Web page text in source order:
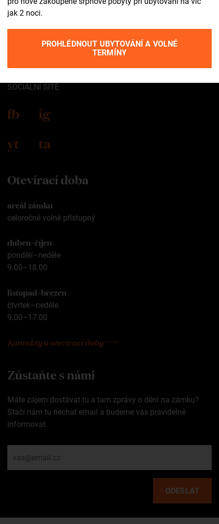
Kontakt
+420 602 565 309
SOCIÁLNÍ SÍTĚ
fb
ig
yt
ta
Otevírací doba
areál zámku
celoročně volně přístupný
duben–říjen
pondělí–neděle
9.00–18.00
listopad–březen
čtvrtek–neděle
9.00–17.00
Kontakty a otevírací doby
Zůstaňte s námi
Máte zájem dostávat tu a tam zprávy o dění na zámku?
Stačí nám tu nechat email a budeme vás pravidelně
informovat.
jak 2 noci.
PROHLÉDNOUT UBYTOVÁNÍ A VOLNÉ
TERMÍNY